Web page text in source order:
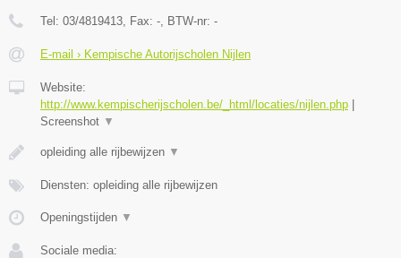
Tel: 03/4819413 , Fax: - , BTW-nr: -
E-mail › Kempische Autorijscholen Nijlen
Website:
http://www.kempischerijscholen.be/_html/locaties/nijlen.php
Screenshot ▼
opleiding alle rijbewijzen ▼
Diensten: opleiding alle rijbewijzen
Openingstijden ▼
Sociale media: